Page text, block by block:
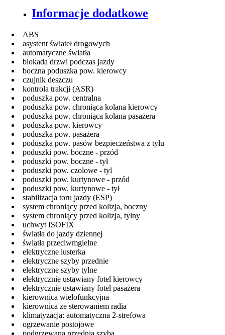
Informacje dodatkowe
ABS
asystent świateł drogowych
automatyczne światła
blokada drzwi podczas jazdy
boczna poduszka pow. kierowcy
czujnik deszczu
kontrola trakcji (ASR)
poduszka pow. centralna
poduszka pow. chroniąca kolana kierowcy
poduszka pow. chroniąca kolana pasażera
poduszka pow. kierowcy
poduszka pow. pasażera
poduszka pow. pasów bezpieczeństwa z tyłu
poduszki pow. boczne - przód
poduszki pow. boczne - tył
poduszki pow. czolowe - tyl
poduszki pow. kurtynowe - przód
poduszki pow. kurtynowe - tył
stabilizacja toru jazdy (ESP)
system chroniący przed kolizja, boczny
system chroniący przed kolizja, tylny
uchwyt ISOFIX
światła do jazdy dziennej
światła przeciwmgielne
elektryczne lusterka
elektryczne szyby przednie
elektryczne szyby tylne
elektrycznie ustawiany fotel kierowcy
elektrycznie ustawiany fotel pasażera
kierownica wielofunkcyjna
kierownica ze sterowaniem radia
klimatyzacja: automatyczna 2-strefowa
ogrzewanie postojowe
podgrzewana przednia szyba